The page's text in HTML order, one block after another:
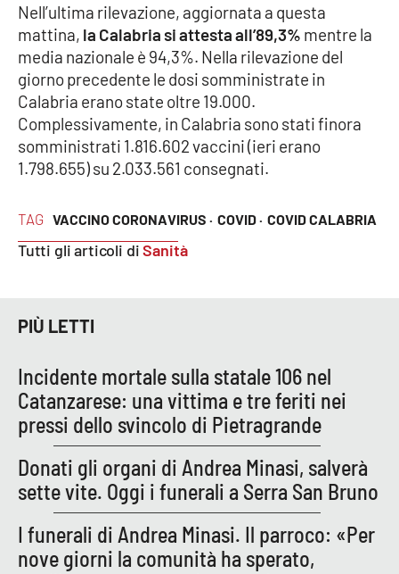
Cronaca
Cultura
Economia e Lavoro
Politica
Società
Good Morning Vietnam
Parchi Marini Calabria
Leggendo Alvaro insieme
Imprese Di Calabria
TAG VACCINO CORONAVIRUS · COVID · COVID CALABRIA
Tutti gli articoli diSanità
Nell’ultima rilevazione, aggiornata a questa
mattina, la Calabria si attesta all’89,3% mentre la
media nazionale è 94,3%. Nella rilevazione del
giorno precedente le dosi somministrate in
Calabria erano state oltre 19.000.
Complessivamente, in Calabria sono stati finora
somministrati 1.816.602 vaccini (ieri erano
1.798.655) su 2.033.561 consegnati.
PIÙ LETTI
Incidente mortale sulla statale 106 nel
Catanzarese: una vittima e tre feriti nei
pressi dello svincolo di Pietragrande
Donati gli organi di Andrea Minasi, salverà
sette vite. Oggi i funerali a Serra San Bruno
I funerali di Andrea Minasi. Il parroco: «Per
nove giorni la comunità ha sperato,